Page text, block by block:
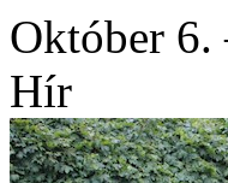
Október 6.
Hír